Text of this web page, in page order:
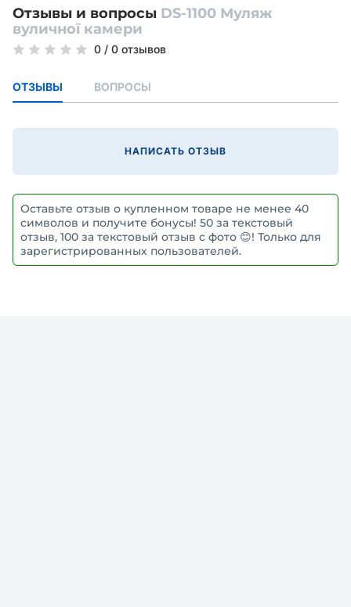
Отзывы и вопросы DS-1100 Муляж
вуличної камери
0 / 0 отзывов
ОТЗЫВЫ ВОПРОСЫ
НАПИСАТЬ ОТЗЫВ
Оставьте отзыв о купленном товаре не менее 40
символов и получите бонусы! 50 за текстовый
отзыв, 100 за текстовый отзыв с фото 😊! Только для
зарегистрированных пользователей.